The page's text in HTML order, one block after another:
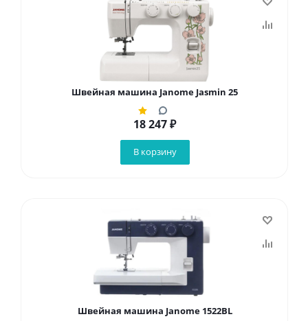
Швейная машина Janome Jasmin 25
18 247₽
В корзину
Швейная машина Janome 1522BL